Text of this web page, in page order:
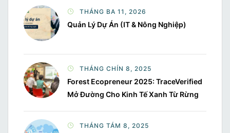
THÁNG BA 11, 2026
Quản Lý Dự Án (IT & Nông Nghiệp)
THÁNG CHÍN 8, 2025
Forest Ecopreneur 2025: TraceVerified
Mở Đường Cho Kinh Tế Xanh Từ Rừng
THÁNG TÁM 8, 2025